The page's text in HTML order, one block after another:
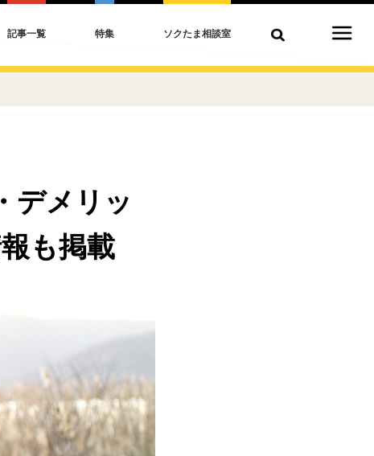
デメリッ
も掲載
記事一覧 特集 ソクたま相談室